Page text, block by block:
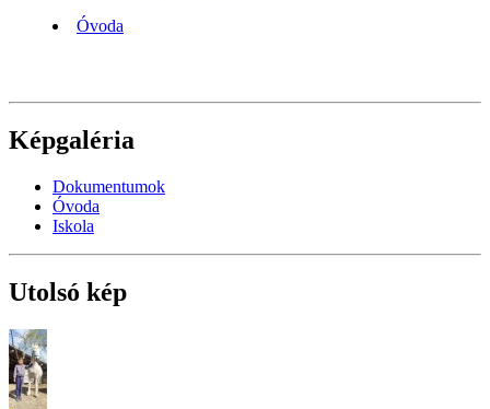
Óvoda
Képgaléria
Dokumentumok
Óvoda
Iskola
Utolsó kép